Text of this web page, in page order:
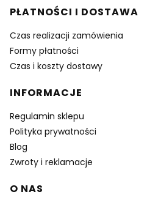
PŁATNOŚCI I DOSTAWA
Czas realizacji zamówienia
Formy płatności
Czas i koszty dostawy
INFORMACJE
Regulamin sklepu
Polityka prywatności
Blog
Zwroty i reklamacje
O NAS